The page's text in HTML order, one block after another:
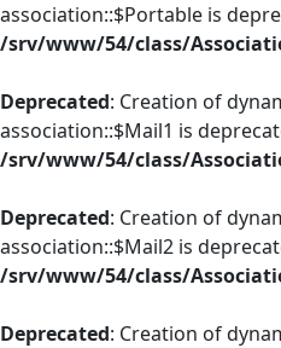
association::$Portable is
/srv/www/54/class/
Deprecated: Creation of
association::$Mail1 is
/srv/www/54/class/
Deprecated: Creation of
association::$Mail2 is
/srv/www/54/class/
Deprecated: Creation of